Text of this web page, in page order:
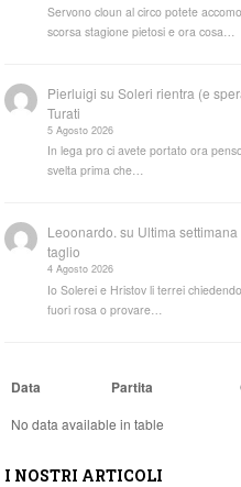
Servono cloun al circo potete
scorsa stagione pietosi e ora cosa…
Pierluigi suSoleri rientra (e
Turati
5 Agosto 2026
In lega pro ci avete portato ora
svelta prima che…
Leoonardo. su Ultima
taglio
4 Agosto 2026
Io Solerei e Hristov li terrei
fuori rosa o provare…
Data Partita
No data available in table
I NOSTRI ARTICOLI